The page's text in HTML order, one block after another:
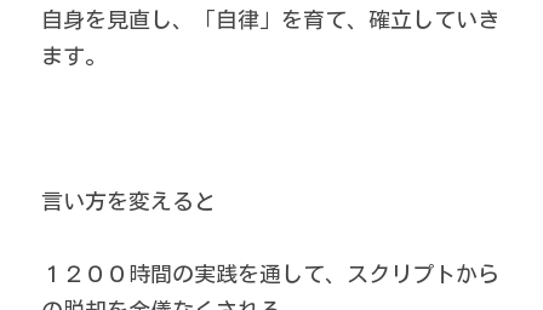
自身を見直し、 「自律」を育て、 確立していき
ます。
言い方を変えると
１２００時間の実践を通して、
スクリプトから